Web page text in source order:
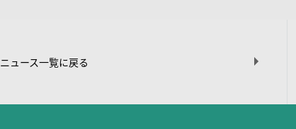
ニュース一覧に戻る